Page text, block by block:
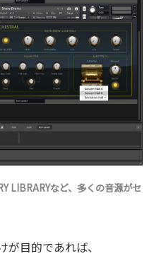
LIBRARYなど、多くの音源がセ
目的であれば、